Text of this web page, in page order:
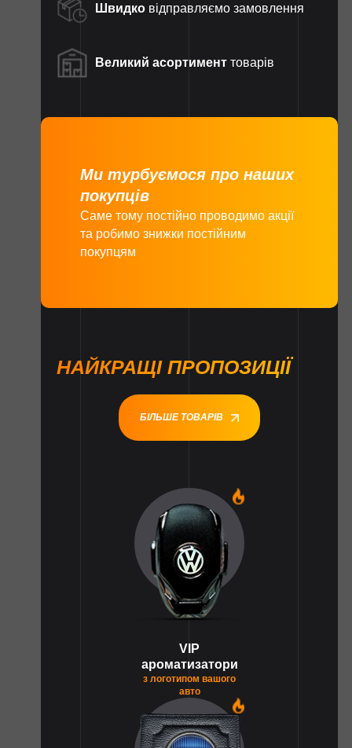
Швидко відправляємо замовлення
Великий асортимент товарів
Ми турбуємося про наших
покупців
Саме тому постійно проводимо акції
та робимо знижки постійним
покупцям
НАЙКРАЩІ ПРОПОЗИЦІЇ
БІЛЬШЕ ТОВАРІВ
VIP
ароматизатори
з логотипом вашого
авто